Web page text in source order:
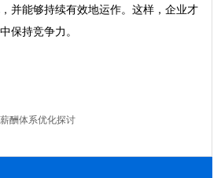
并能够持续有效地运作。这样，企业才
保持竞争力。
酬体系优化探讨